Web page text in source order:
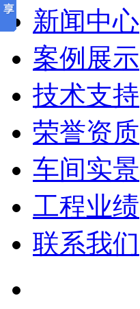
新闻中心
案例展示
技术支持
荣誉资质
车间实景
工程业绩
联系我们